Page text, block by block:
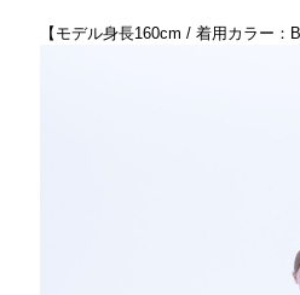
【モデル身長160cm / 着用カラー：